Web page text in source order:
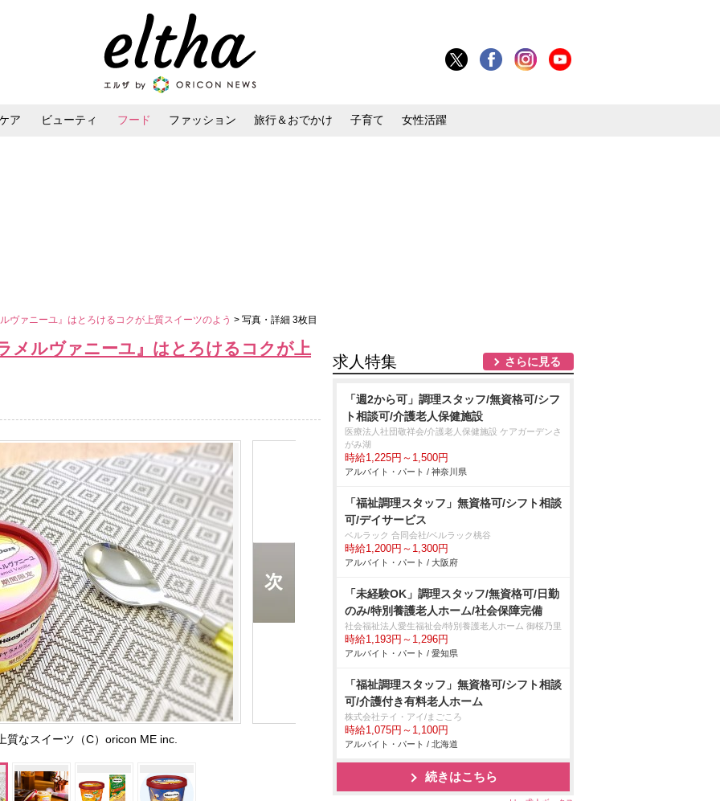
ア ビューティ フード ファッション 旅行＆おでかけ 子育て 女性活躍
ヴァニーユ』はとろけるコクが上質スイーツのよう > 写真・詳細 3枚目
メルヴァニーユ』はとろけるコクが上
質なスイーツ（C）oricon ME inc.
求人特集 さらに見る
「週2から可」調理スタッフ/無資格可/シフ
ト相談可/介護老人保健施設
医療法人社団敬祥会/介護老人保健施設 ケアガーデンさ
がみ湖
時給1,225円～1,500円
アルバイト・パート / 神奈川県
「福祉調理スタッフ」無資格可/シフト相談
可/デイサービス
ベルラック 合同会社/ベルラック桃谷
時給1,200円～1,300円
アルバイト・パート / 大阪府
「未経験OK」調理スタッフ/無資格可/日勤
のみ/特別養護老人ホーム/社会保障完備
社会福祉法人愛生福祉会/特別養護老人ホーム 御桜乃里
時給1,193円～1,296円
アルバイト・パート / 愛知県
「福祉調理スタッフ」無資格可/シフト相談
可/介護付き有料老人ホーム
株式会社テイ・アイ/まごころ
時給1,075円～1,100円
アルバイト・パート / 北海道
続きはこちら